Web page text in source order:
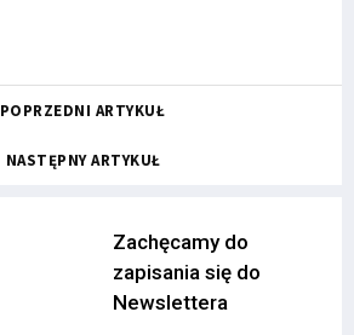
POPRZEDNI ARTYKUŁ
NASTĘPNY ARTYKUŁ
Zachęcamy do
zapisania się do
Newslettera